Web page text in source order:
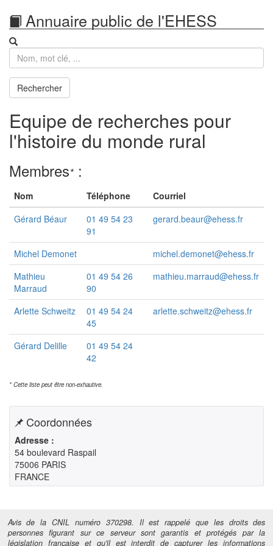
Annuaire public de l'EHESS
Recherche
Rechercher
Equipe de recherches pour
l'histoire du monde rural
Membres* :
Nom Téléphone
Courriel
Gérard Béaur
01 49 54 23
91
gerard.beaur@ehess.fr
Michel Demonet
michel.demonet@ehess.fr
Mathieu
Marraud
01 49 54 26
90
mathieu.marraud@ehess.fr
Arlette Schweitz
01 49 54 24
45
arlette.schweitz@ehess.fr
Gérard Delille
01 49 54 24
42
* Cette liste peut être non-exhautive.
Coordonnées
Adresse :
54 boulevard Raspail
75006 PARIS
FRANCE
Avis de la CNIL numéro 370298. Il est rappelé que les droits des
personnes figurant sur ce serveur sont garantis et protégés par la
législation française et qu'il est interdit de capturer les informations